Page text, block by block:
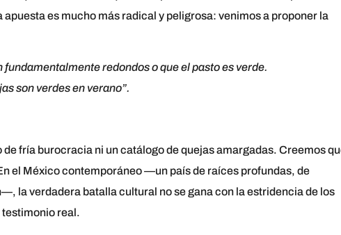
es mucho más radical y peligrosa: venimos a proponer la
redondos o que el pasto es verde.
son verdes en verano”.
fría burocracia ni un catálogo de quejas amargadas. Creemos
el México contemporáneo —un país de raíces profundas, de
la verdadera batalla cultural no se gana con la estridencia de los
real.